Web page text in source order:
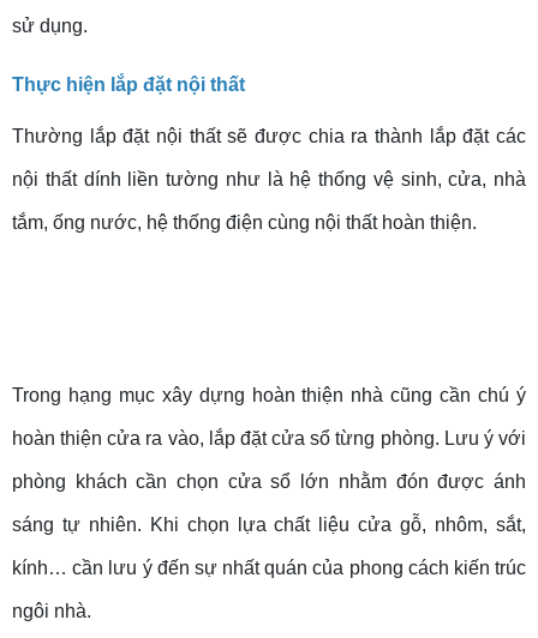
sử dụng.
Thực hiện lắp đặt nội thất
Thường lắp đặt nội thất sẽ được chia ra thành lắp đặt các
nội thất dính liền tường như là hệ thống vệ sinh, cửa, nhà
tắm, ống nước, hệ thống điện cùng nội thất hoàn thiện.
Trong hạng mục xây dựng hoàn thiện nhà cũng cần chú ý
hoàn thiện cửa ra vào, lắp đặt cửa sổ từng phòng. Lưu ý với
phòng khách cần chọn cửa sổ lớn nhằm đón được ánh
sáng tự nhiên. Khi chọn lựa chất liệu cửa gỗ, nhôm, sắt,
kính… cần lưu ý đến sự nhất quán của phong cách kiến trúc
ngôi nhà.